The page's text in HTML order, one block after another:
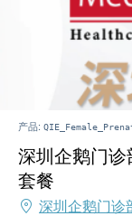
产品:
深圳企鹅门
套餐
深圳企鹅门诊